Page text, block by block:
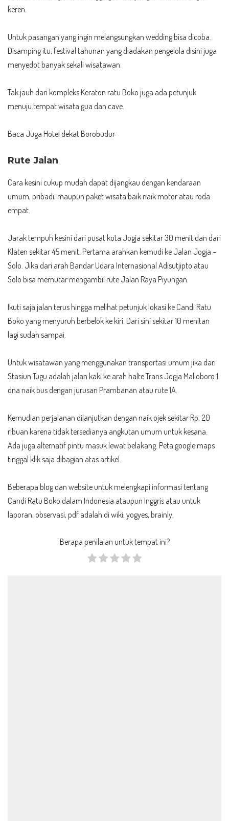
keren.
Untuk pasangan yang ingin melangsungkan wedding bisa dicoba.
Disamping itu, festival tahunan yang diadakan pengelola disini juga
menyedot banyak sekali wisatawan.
Tak jauh dari kompleks Keraton ratu Boko juga ada petunjuk
menuju tempat wisata gua dan cave.
Baca Juga Hotel dekat Borobudur
Rute Jalan
Cara kesini cukup mudah dapat dijangkau dengan kendaraan
umum, pribadi, maupun paket wisata baik naik motor atau roda
empat.
Jarak tempuh kesini dari pusat kota Jogja sekitar 30 menit dan dari
Klaten sekitar 45 menit. Pertama arahkan kemudi ke Jalan Jogja –
Solo. Jika dari arah Bandar Udara Internasional Adisutjipto atau
Solo bisa memutar mengambil rute Jalan Raya Piyungan.
Ikuti saja jalan terus hingga melihat petunjuk lokasi ke Candi Ratu
Boko yang menyuruh berbelok ke kiri. Dari sini sekitar 10 menitan
lagi sudah sampai.
Untuk wisatawan yang menggunakan transportasi umum jika dari
Stasiun Tugu adalah jalan kaki ke arah halte Trans Jogja Malioboro 1
dna naik bus dengan jurusan Prambanan atau rute 1A.
Kemudian perjalanan dilanjutkan dengan naik ojek sekitar Rp. 20
ribuan karena tidak tersedianya angkutan umum untuk kesana.
Ada juga alternatif pintu masuk lewat belakang. Peta google maps
tinggal klik saja dibagian atas artikel.
Beberapa blog dan website untuk melengkapi informasi tentang
Candi Ratu Boko dalam Indonesia ataupun Inggris atau untuk
laporan, observasi, pdf adalah di wiki, yogyes, brainly,
Berapa penilaian untuk tempat ini?